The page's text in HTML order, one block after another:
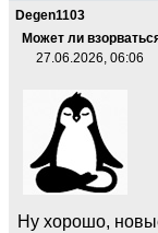
Degen1103
Может ли
27.06.2026, 06:06
Ну хорошо,